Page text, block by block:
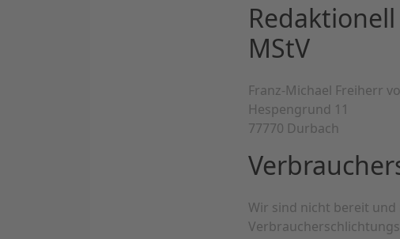
MStV
Franz-Michael Freiherr
Hespengrund 11
77770 Durbach
Wir sind nicht bereit